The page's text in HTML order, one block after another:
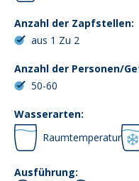
Anzahl der Zapfstellen:
aus 1 Zu 2
Anzahl der Personen/
50-60
Wasserarten:
Raumtemperatur
Ausführung: